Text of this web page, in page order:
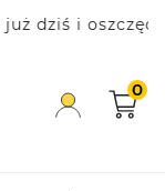
i oszczędzaj!
0